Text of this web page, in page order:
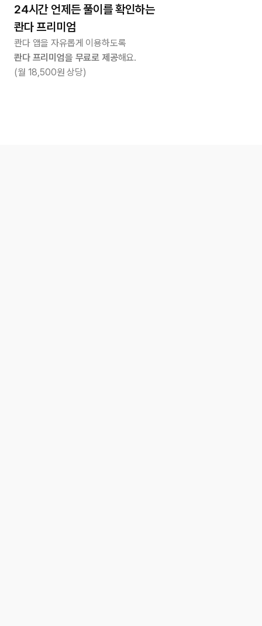
24시간 언제든 풀이를 확인하는
콴다 프리미엄
콴다 앱을 자유롭게 이용하도록
콴다 프리미엄을 무료로 제공해요.
(월 18,500원 상당)